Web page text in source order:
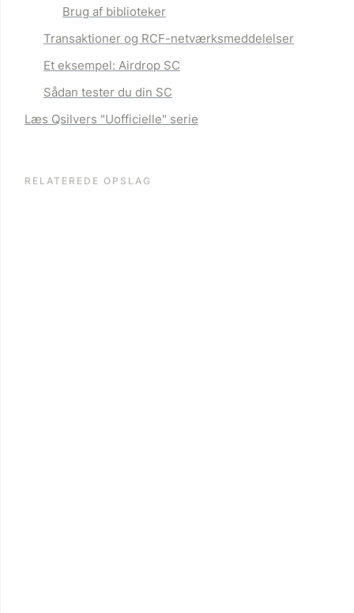
Brug af biblioteker
Transaktioner og RCF-netværksmeddelelser
Et eksempel: Airdrop SC
Sådan tester du din SC
Læs Qsilvers "Uofficielle" serie
RELATEREDE OPSLAG